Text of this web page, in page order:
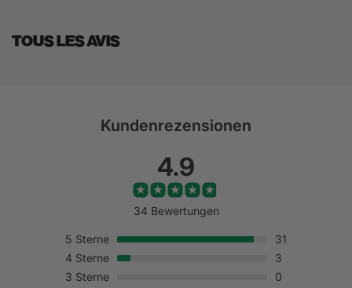
TOUS LES AVIS
Kundenrezensionen
4.9
34 Bewertungen
5 Sterne
31
4 Sterne
3
3 Sterne
0